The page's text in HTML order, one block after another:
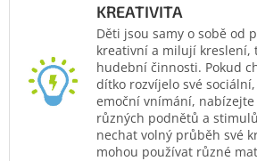
KREATIVITA
Děti jsou samy o sobě od
kreativní a milují kreslení,
hudební činnosti. Pokud
dítko rozvíjelo své
emoční vnímání,
různých podnětů a
nechat volný průběh své
mohou používat různé